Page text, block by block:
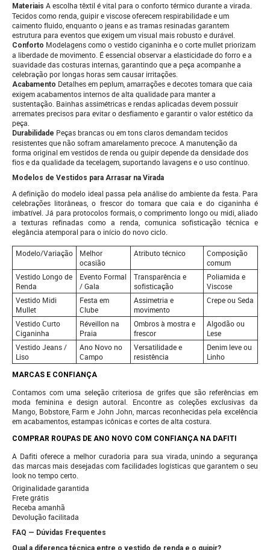
Materiais A escolha têxtil é vital para o conforto térmico durante a virada.
Tecidos como renda, guipir e viscose oferecem respirabilidade e um
caimento fluido, enquanto o jeans e as tramas resinadas garantem
estrutura para eventos que exigem um visual mais robusto e durável.
Conforto Modelagens como o vestido ciganinha e o corte mullet priorizam
a liberdade de movimento. É essencial observar a elasticidade do forro e a
suavidade das costuras internas, garantindo que a peça acompanhe a
celebração por longas horas sem causar irritações.
Acabamento Detalhes em peplum, amarrações e decotes tomara que caia
exigem acabamentos internos de alta qualidade para manter a
sustentação. Bainhas assimétricas e rendas aplicadas devem possuir
arremates precisos para evitar o desfiamento e garantir o valor estético da
peça.
Durabilidade Peças brancas ou em tons claros demandam tecidos
resistentes que não sofram amarelamento precoce. A manutenção da
forma original em vestidos de renda ou guipir depende da densidade dos
fios e da qualidade da tecelagem, suportando lavagens e o uso contínuo.
Modelos de Vestidos para Arrasar na Virada
A definição do modelo ideal passa pela análise do ambiente da festa. Para
celebrações litorâneas, o frescor do tomara que caia e do ciganinha é
imbatível. Já para protocolos formais, o comprimento longo ou midi, aliado
a texturas refinadas como a renda, comunica sofisticação técnica e
elegância atemporal para o início do novo ciclo.
Modelo/Variação
Melhor
ocasião
Atributo técnico
Composição
comum
Vestido Longo de
Renda
Evento Formal
/ Gala
Transparência e
sofisticação
Poliamida e
Viscose
Vestido Midi
Mullet
Festa em
Clube
Assimetria e
movimento
Crepe ou Seda
Vestido Curto
Ciganinha
Réveillon na
Praia
Ombros à mostra e
frescor
Algodão ou
Lese
Vestido Jeans /
Liso
Ano Novo no
Campo
Versatilidade e
resistência
Denim leve ou
Linho
MARCAS E CONFIANÇA
Contamos com uma seleção criteriosa de grifes que são referências em
moda feminina e design autoral. Encontre as coleções exclusivas da
Mango, Bobstore, Farm e John John, marcas reconhecidas pela excelência
em acabamentos, estampas icônicas e cortes de alta costura.
COMPRAR ROUPAS DE ANO NOVO COM CONFIANÇA NA DAFITI
A Dafiti oferece a melhor curadoria para sua virada, unindo a segurança
das marcas mais desejadas com facilidades logísticas que garantem o seu
look no tempo certo.
Originalidade garantida
Frete grátis
Receba amanhã
Devolução facilitada
FAQ — Dúvidas Frequentes